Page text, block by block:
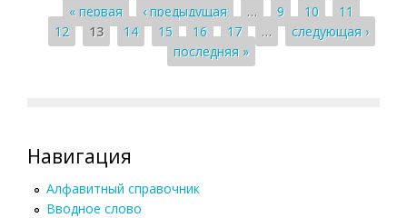
Страницы
« первая ‹ предыдущая … 9 10
11
12
13 14 15 16 17 …
следующая ›
последняя »
Навигация
Алфавитный справочник
Вводное слово